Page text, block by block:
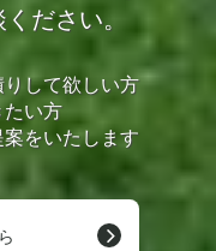
ださい。
して欲しい方
たい方
をいたします